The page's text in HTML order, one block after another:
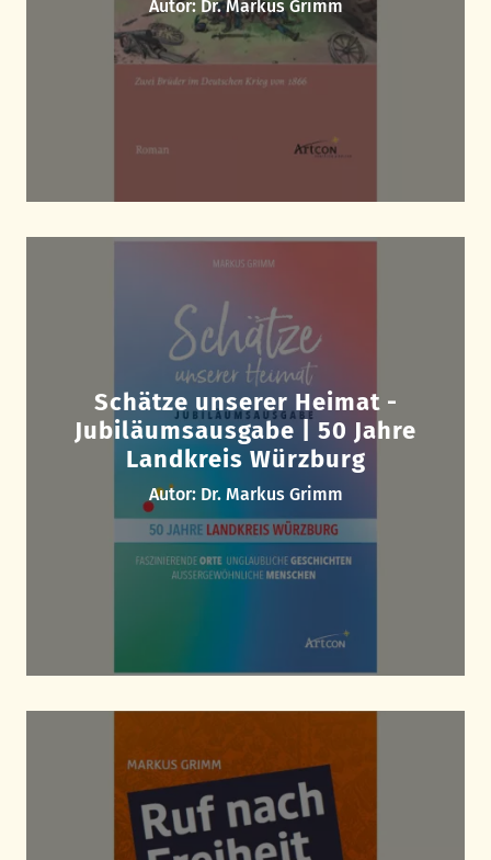
Autor: Dr. Markus Grimm
Schätze unserer Heimat -
Jubiläumsausgabe | 50 Jahre
Landkreis Würzburg
Autor: Dr. Markus Grimm